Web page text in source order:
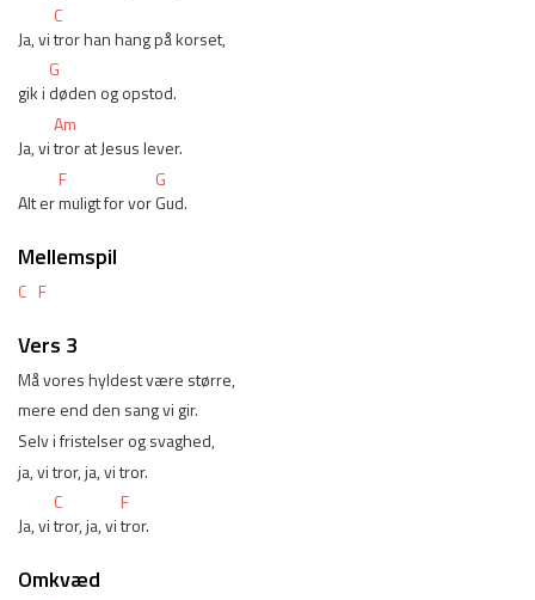
C
Ja, vi tror han hang på korset,
G
gik i døden og opstod.
Am
Ja, vi tror at Jesus lever.
F
G
Alt er muligt for vor Gud.
Mellemspil
C F
Vers 3
Må vores hyldest være større,
mere end den sang vi gir.
Selv i fristelser og svaghed,
ja, vi tror, ja, vi tror.
C
F
Ja, vi tror, ja, vi tror.
Omkvæd